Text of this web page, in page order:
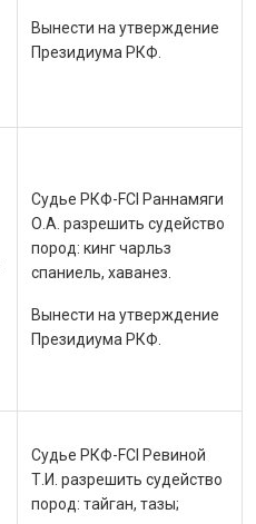
Вынести на утверждение
Президиума РКФ.
Судье РКФ-FCI Раннамяги
О.А. разрешить судейство
пород: кинг чарльз
спаниель, хаванез.
Вынести на утверждение
Президиума РКФ.
Судье РКФ-FCI Ревиной
Т.И. разрешить судейство
пород: тайган, тазы;